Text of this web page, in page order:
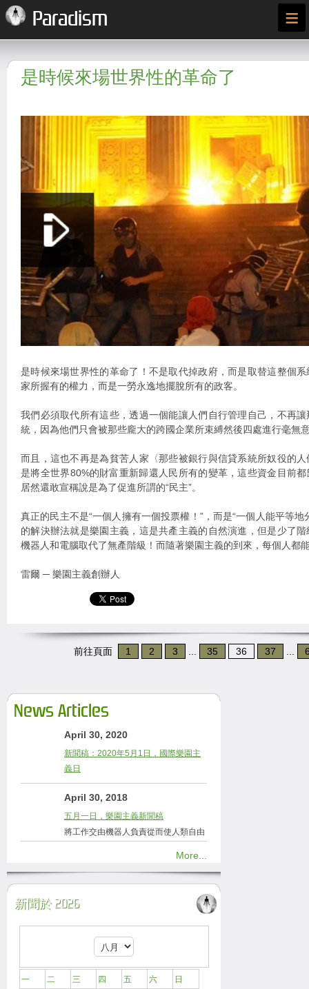
Paradism ≡
是時候來場世界性的革命了
是時候來場世界性的革命了！不是取代掉政府，而是取替這整個
家所握有的權力，而是一勞永逸地擺脫所有的政客。
我們必須取代所有這些，透過一個能讓人們自行管理自己，不再
統，因為他們只會被那些龐大的跨國企業所束縛然後四處進行毫無
而且，這也不再是為貧苦人家〈那些被銀行與信貸系統所奴役的
是將全世界80%的財富重新歸還人民所有的變革，這些資金目前
居然還敢宣稱說是為了促進所謂的“民主”。
真正的民主不是“一個人擁有一個投票權！”，而是“一個人能平等
的解決辦法就是樂園主義，這是共產主義的自然演進，但是少了
機器人和電腦取代了無產階級！而隨著樂園主義的到來，每個人都
雷爾 ─ 樂園主義創辦人
前往頁面 1 2 3 35 36 37
News Articles
April 30, 2020
新聞稿：2020年5月1日，國際樂園主
義日
April 30, 2018
五月一日，樂園主義新聞稿
將工作交由機器人負責從而使人類自由
More...
新聞於 2026
一 二 三 四 五 六
日